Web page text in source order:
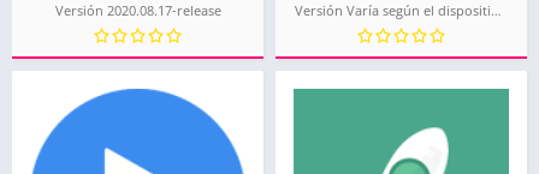
Versión 2020.08.17-release Versión Varía según el dispositivo.